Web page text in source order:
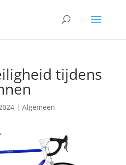
tijdens
| Algemeen